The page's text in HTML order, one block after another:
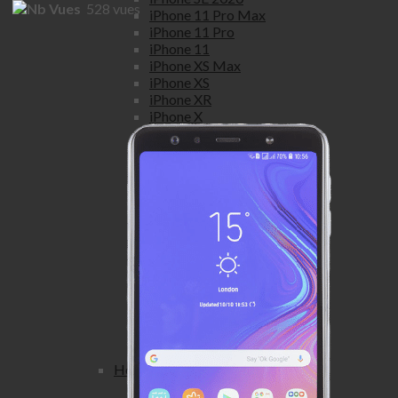
iPhone 11 Pro Max
iPhone 11 Pro
iPhone 11
iPhone XS Max
iPhone XS
iPhone XR
iPhone X
iPhone 8 Plus
iPhone 8
iPhone 6S Plus
iPhone 6 Plus
iPhone 5C
iPhone 4
Honor
Honor view
528 vues